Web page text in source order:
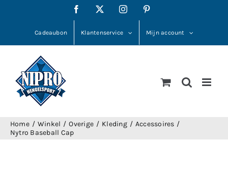
Facebook Instagram
Cadeaubon Klantenservice Mijn account
Home Winkel Overige Kleding
Accessoires
Nytro Baseball Cap